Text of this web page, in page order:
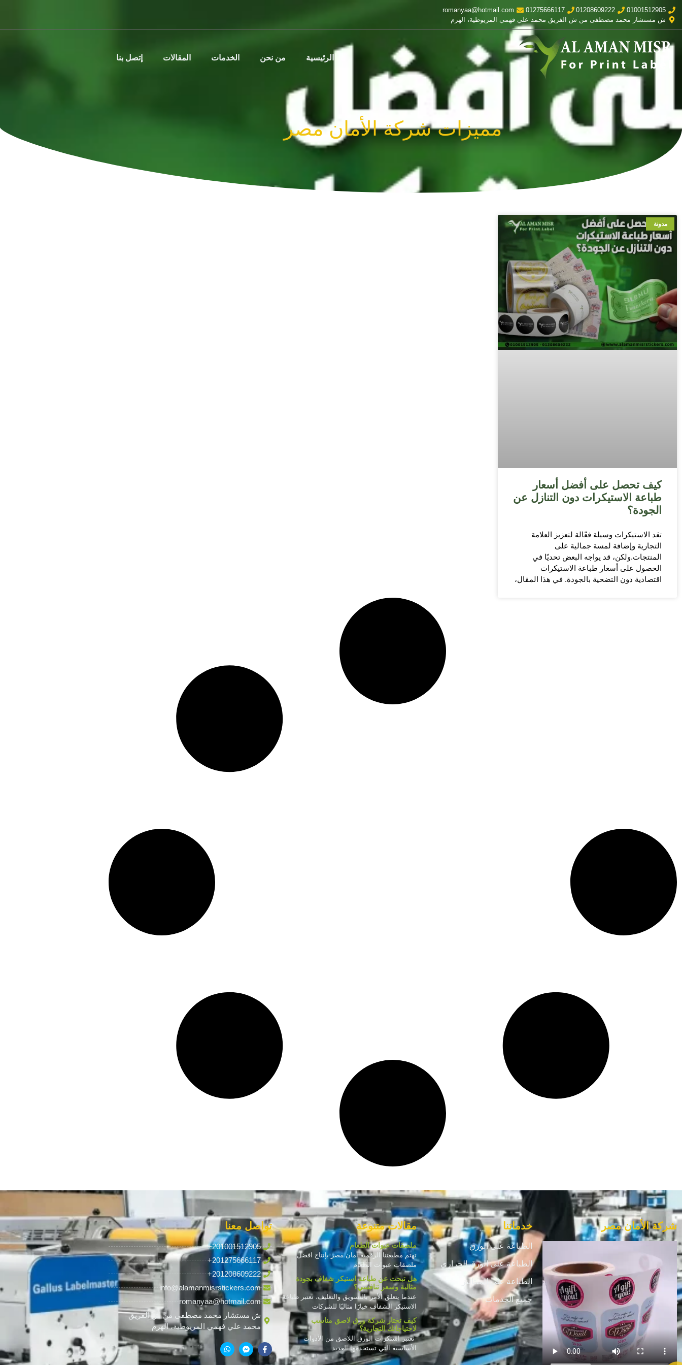
01001512905
01208609222
01275666117
romanyaa@hotmail.com
ش مستشار محمد مصطفى من ش الفريق محمد علي فهمي المريوطية، الهرم
الرئيسية من نحن الخدمات المقالات إتصل بنا
مميزات شركة الأمان مصر
مدونة
كيف تحصل على أفضل أسعار
طباعة الاستيكرات دون التنازل عن
الجودة؟
تعَد الاستيكرات وسيلة فعّالة لتعزيز العلامة
التجارية وإضافة لمسة جمالية على
المنتجات.ولكن، قد يواجه البعض تحديًا في
الحصول على أسعار طباعة الاستيكرات
اقتصادية دون التضحية بالجودة. في هذا المقال،
شركة الأمان مصر خدماتنا
الطباعة على الورق
الطباعة على الورق الحراري
الطباعة علي الميتاليز
جميع الخدمات
مقالات متنوعة
ملصقات عبوات الطعام
تهتم مطبعتنا الرقمية أمان مصر بإنتاج افضل
ملصقات عبوات الطعام
هل تبحث عن طباعة استيكر شفاف بجودة
مثالية وسعر تنافسي؟
عندما يتعلق الأمر بالتسويق والتغليف، تعتبر طباعة
الاستيكر الشفاف خيارًا مثاليًا للشركات
كيف تختار شركة ورق لاصق مناسب
لاحتياجاتك التجارية؟
تعتبر استكرات الورق اللاصق من الأدوات
الأساسية التي تستخدمها العديد
تواصل معنا
+201001512905
+201275666117
+201208609222
info@alamanmisrstickers.com
romanyaa@hotmail.com
ش مستشار محمد مصطفى من ش الفريق
محمد علي فهمي المريوطية، الهرم